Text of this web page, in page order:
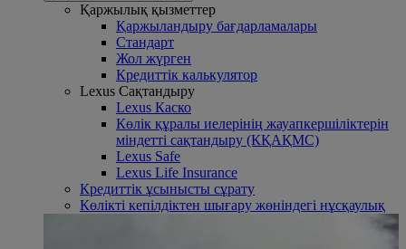
Қаржылық қызметтер
Қаржыландыру бағдарламалары
Стандарт
Жол жүрген
Кредиттік калькулятор
Lexus Сақтандыру
Lexus Каско
Көлік құралы иелерінің жауапкершіліктерін
міндетті сақтандыру (КҚАҚМС)
Lexus Safe
Lexus Life Insurance
Кредиттік ұсынысты сұрату
Көлікті кепілдіктен шығару жөніндегі нұсқаулық